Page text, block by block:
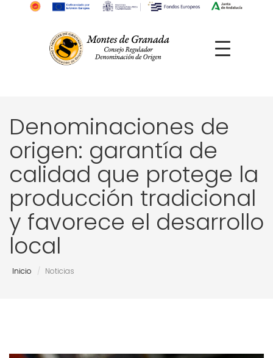
Denominaciones de
origen: garantía de
calidad que protege la
producción tradicional
y favorece el desarrollo
local
Inicio Noticias